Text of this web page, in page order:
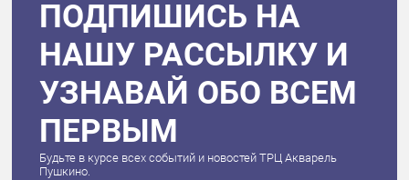
ПОДПИШИСЬ НА
НАШУ РАССЫЛКУ И
УЗНАВАЙ ОБО ВСЕМ
ПЕРВЫМ
Будьте в курсе всех событий и новостей ТРЦ Акварель
Пушкино.